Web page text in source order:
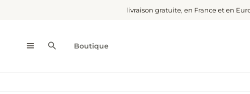
livraison gratuite, en France et en
Rechercher
Boutique